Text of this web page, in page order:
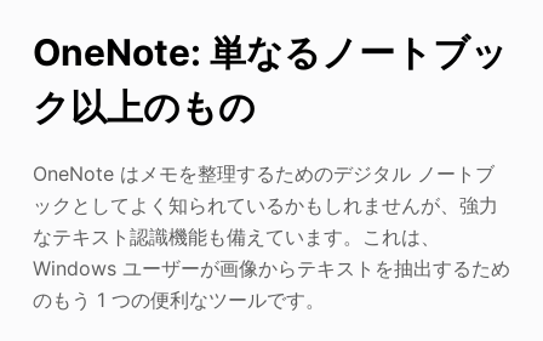
OneNote: 単なるノートブッ
ク以上のもの
OneNote はメモを整理するためのデジタル ノートブ
ックとしてよく知られているかもしれませんが、強力
なテキスト認識機能も備えています。これは、
Windows ユーザーが画像からテキストを抽出するため
のもう 1 つの便利なツールです。